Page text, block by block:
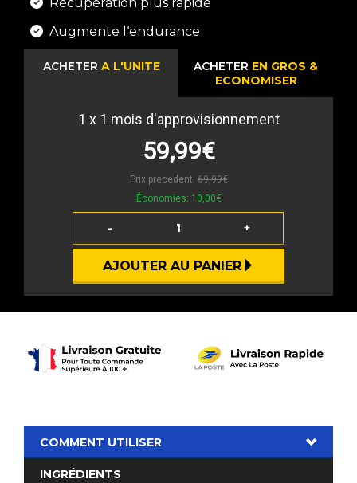
Augmente l‘endurance
ACHETER A L'UNITE ACHETER EN GROS &
ECONOMISER
1 x 1 mois d'approvisionnement
59,99€
Prix precedent:69,99€
Économies: 10,00€
- +
AJOUTER AU PANIER
COMMENT UTILISER
INGRÉDIENTS